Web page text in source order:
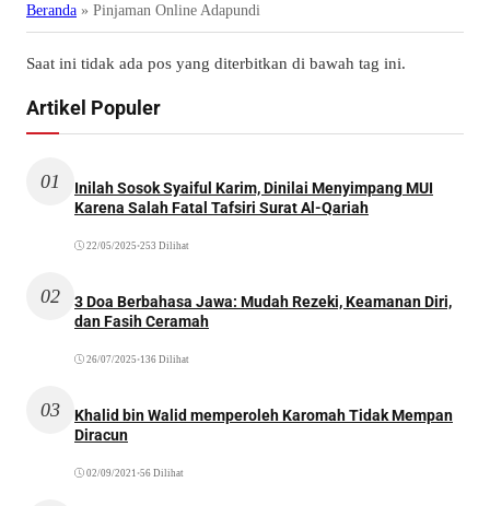
Beranda » Pinjaman Online Adapundi
Saat ini tidak ada pos yang diterbitkan di bawah tag ini.
Artikel Populer
01
Inilah Sosok Syaiful Karim, Dinilai Menyimpang MUI
Karena Salah Fatal Tafsiri Surat Al-Qariah
22/05/2025 •253 Dilihat
02
3 Doa Berbahasa Jawa: Mudah Rezeki, Keamanan Diri,
dan Fasih Ceramah
26/07/2025 •136 Dilihat
03
Khalid bin Walid memperoleh Karomah Tidak Mempan
Diracun
02/09/2021 •56 Dilihat